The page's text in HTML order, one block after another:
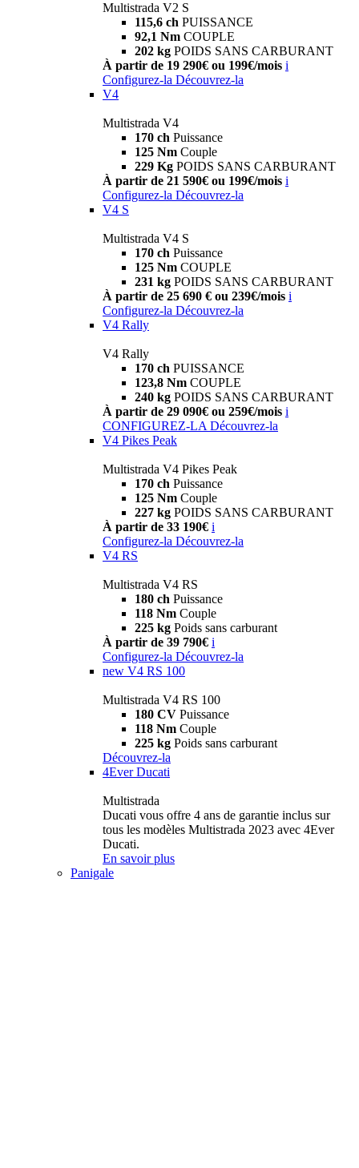
Multistrada V2 S
115,6 ch PUISSANCE
92,1 Nm COUPLE
202 kg POIDS SANS CARBURANT
À partir de 19 290€ ou 199€/mois i
Configurez-la Découvrez-la
V4
Multistrada V4
170 ch Puissance
125 Nm Couple
229 Kg POIDS SANS CARBURANT
À partir de 21 590€ ou 199€/mois i
Configurez-la Découvrez-la
V4 S
Multistrada V4 S
170 ch Puissance
125 Nm COUPLE
231 kg POIDS SANS CARBURANT
À partir de 25 690 € ou 239€/mois i
Configurez-la Découvrez-la
V4 Rally
V4 Rally
170 ch PUISSANCE
123,8 Nm COUPLE
240 kg POIDS SANS CARBURANT
À partir de 29 090€ ou 259€/mois i
CONFIGUREZ-LA Découvrez-la
V4 Pikes Peak
Multistrada V4 Pikes Peak
170 ch Puissance
125 Nm Couple
227 kg POIDS SANS CARBURANT
À partir de 33 190€ i
Configurez-la Découvrez-la
V4 RS
Multistrada V4 RS
180 ch Puissance
118 Nm Couple
225 kg Poids sans carburant
À partir de 39 790€ i
Configurez-la Découvrez-la
new V4 RS 100
Multistrada V4 RS 100
180 CV Puissance
118 Nm Couple
225 kg Poids sans carburant
Découvrez-la
4Ever Ducati
Multistrada
Ducati vous offre 4 ans de garantie inclus sur
tous les modèles Multistrada 2023 avec 4Ever
Ducati.
En savoir plus
Panigale